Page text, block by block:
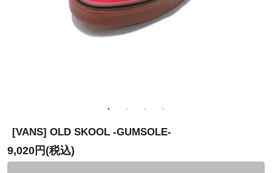
[VANS] OLD SKOOL -GUMSOLE-
9,020円(税込)